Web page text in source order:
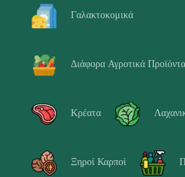
Γαλακτοκομικά
Διάφορα Αγροτικά Προϊόντα
Κρέατα
Ξηροί Καρποί